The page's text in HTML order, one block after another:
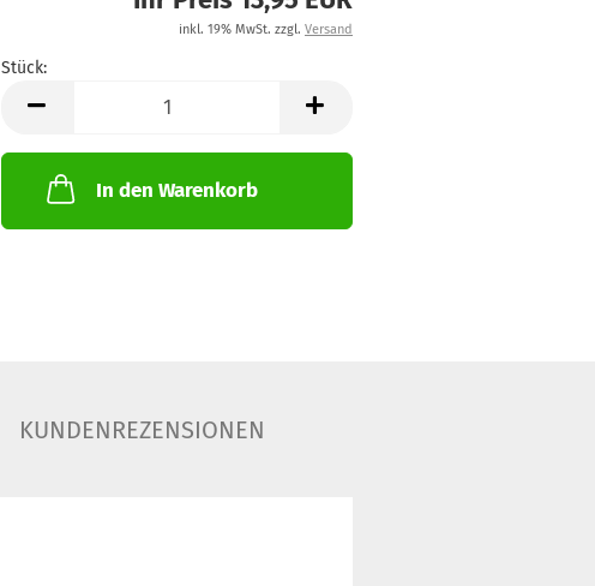
inkl. 19% MwSt. zzgl. Versand
Stück:
Stück
In den Warenkorb
KUNDENREZENSIONEN